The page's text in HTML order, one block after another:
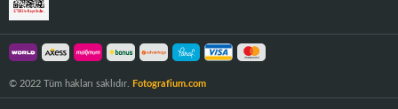
© 2022 Tüm hakları saklıdır. Fotografium.com